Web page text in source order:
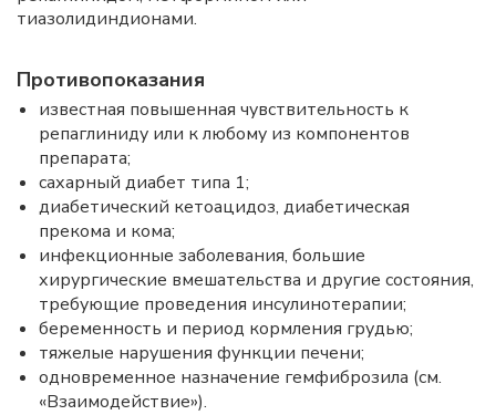
тиазолидиндионами.
Противопоказания
известная повышенная чувствительность к
репаглиниду или к любому из компонентов
препарата;
сахарный диабет типа 1;
диабетический кетоацидоз, диабетическая
прекома и кома;
инфекционные заболевания, большие
хирургические вмешательства и другие состояния,
требующие проведения инсулинотерапии;
беременность и период кормления грудью;
тяжелые нарушения функции печени;
одновременное назначение гемфиброзила (см.
«Взаимодействие»).